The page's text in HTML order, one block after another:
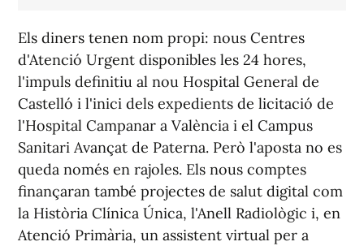
Els diners tenen nom propi: nous Centres
d'Atenció Urgent disponibles les 24 hores,
l'impuls definitiu al nou Hospital General de
Castelló i l'inici dels expedients de licitació de
l'Hospital Campanar a València i el Campus
Sanitari Avançat de Paterna. Però l'aposta no es
queda només en rajoles. Els nous comptes
finançaran també projectes de salut digital com
la Història Clínica Única, l'Anell Radiològic i, en
Atenció Primària, un assistent virtual per a